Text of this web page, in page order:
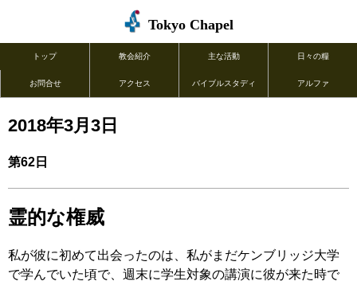
Tokyo Chapel
トップ 教会紹介 主な活動 日々の糧
お問合せ アクセス バイブルスタディ アルファ
2018年3月3日
第62日
霊的な権威
私が彼に初めて出会ったのは、私がまだケンブリッジ大学
で学んでいた頃で、週末に学生対象の講演に彼が来た時で